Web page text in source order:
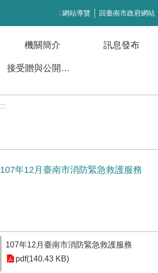
:::網站導覽 回臺南市政府網站
機關簡介 訊息發布
接受贈與公開徵信
:::
107年12月臺南市消防緊急救護服務
107年12月臺南市消防緊急救護服務
pdf(140.43 KB)